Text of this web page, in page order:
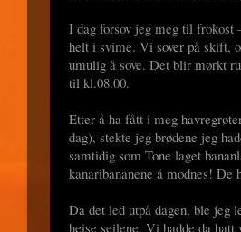
I dag forsov jeg meg til frokost
helt i svime. Vi sover på skift,
umulig å sove. Det blir mørkt
til kl.08.00.
Etter å ha fått i meg
dag), stekte jeg brødene jeg
samtidig som Tone laget
kanaribananene å modnes! De
Da det led utpå dagen, ble jeg
heise seilene. Vi hadde da hatt